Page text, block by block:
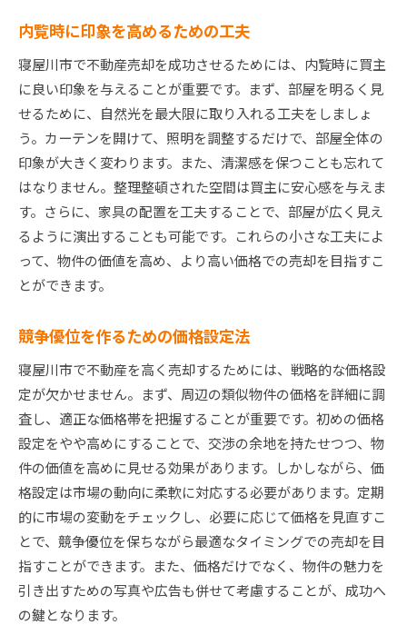
内覧時に印象を高めるための工夫
寝屋川市で不動産売却を成功させるためには、内覧時に買主
に良い印象を与えることが重要です。まず、部屋を明るく見
せるために、自然光を最大限に取り入れる工夫をしましょ
う。カーテンを開けて、照明を調整するだけで、部屋全体の
印象が大きく変わります。また、清潔感を保つことも忘れて
はなりません。整理整頓された空間は買主に安心感を与えま
す。さらに、家具の配置を工夫することで、部屋が広く見え
るように演出することも可能です。これらの小さな工夫によ
って、物件の価値を高め、より高い価格での売却を目指すこ
とができます。
競争優位を作るための価格設定法
寝屋川市で不動産を高く売却するためには、戦略的な価格設
定が欠かせません。まず、周辺の類似物件の価格を詳細に調
査し、適正な価格帯を把握することが重要です。初めの価格
設定をやや高めにすることで、交渉の余地を持たせつつ、物
件の価値を高めに見せる効果があります。しかしながら、価
格設定は市場の動向に柔軟に対応する必要があります。定期
的に市場の変動をチェックし、必要に応じて価格を見直すこ
とで、競争優位を保ちながら最適なタイミングでの売却を目
指すことができます。また、価格だけでなく、物件の魅力を
引き出すための写真や広告も併せて考慮することが、成功へ
の鍵となります。